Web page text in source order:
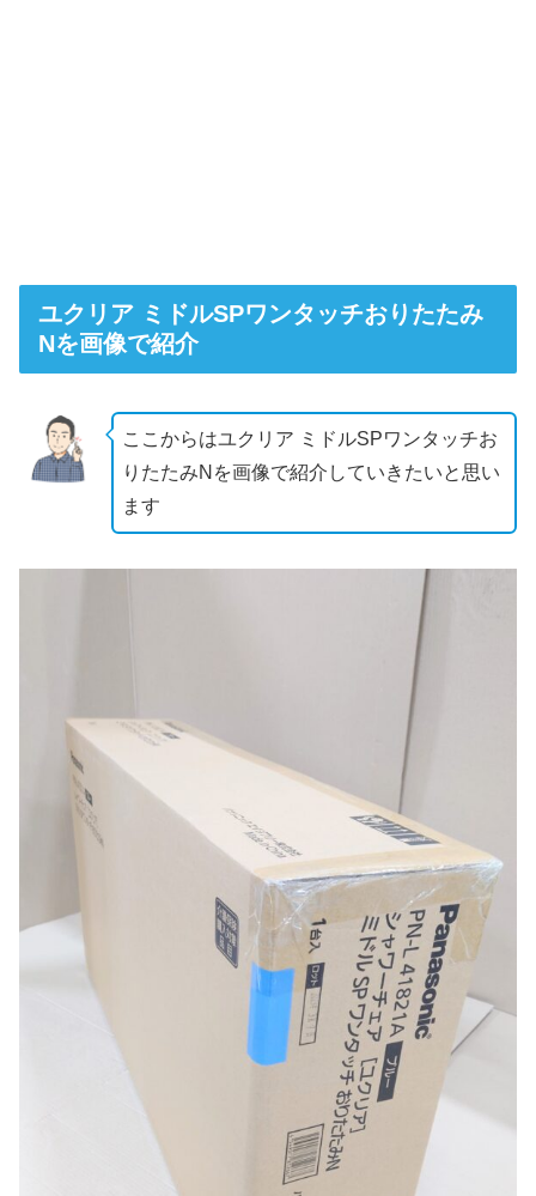
ユクリア ミドルSPワンタッチおりたたみ
Nを画像で紹介
ここからはユクリア ミドルSPワンタッチお
りたたみNを画像で紹介していきたいと思い
ます